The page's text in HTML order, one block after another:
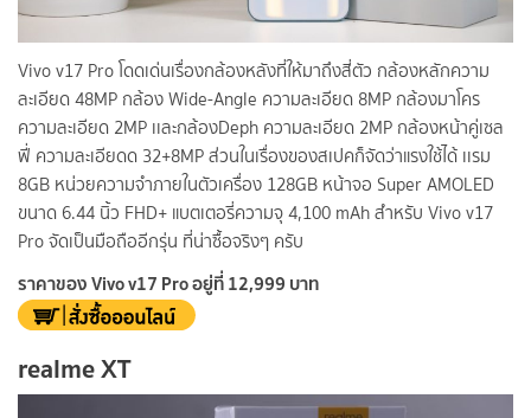
Vivo v17 Pro โดดเด่นเรื่องกล้องหลังที่ให้มาถึงสี่ตัว กล้องหลักความ
ละเอียด 48MP กล้อง Wide-Angle ความละเอียด 8MP กล้องมาโคร
ความละเอียด 2MP เเละกล้องDeph ความละเอียด 2MP กล้องหน้าคู่เซล
ฟี่ ความละเอียดด 32+8MP ส่วนในเรื่องของสเปคก็จัดว่าแรงใช้ได้ เเรม
8GB หน่วยความจำภายในตัวเครื่อง 128GB หน้าจอ Super AMOLED
ขนาด 6.44 นิ้ว FHD+ แบตเตอรี่ความจุ 4,100 mAh สำหรับ Vivo v17
Pro จัดเป็นมือถืออีกรุ่น ที่น่าซื้อจริงๆ ครับ
ราคาของ Vivo v17 Pro อยู่ที่ 12,999 บาท
realme XT